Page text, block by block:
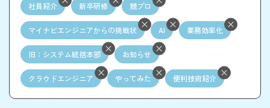
社員紹介 新卒研修 競プロ
マイナビエンジニアからの挑戦状 AI 業務効率化
旧：システム統括本部 お知らせ
クラウドエンジニア やってみた 便利技術紹介